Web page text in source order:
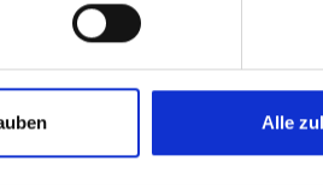
Alle
devenir imprévisibles, bien au
qui reste à la fois stable et